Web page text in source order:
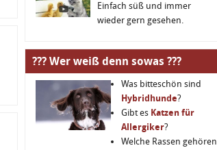
Einfach süß und immer
wieder gern gesehen.
??? Wer weiß denn sowas ???
Was bitteschön sind
Hybridhunde?
Gibt es Katzen für
Allergiker?
Welche Rassen gehören